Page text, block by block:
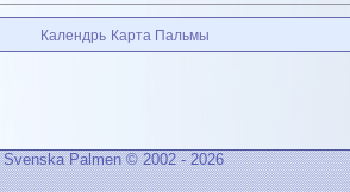
Календрь Карта Пальмы
Svenska Palmen © 2002 - 2026